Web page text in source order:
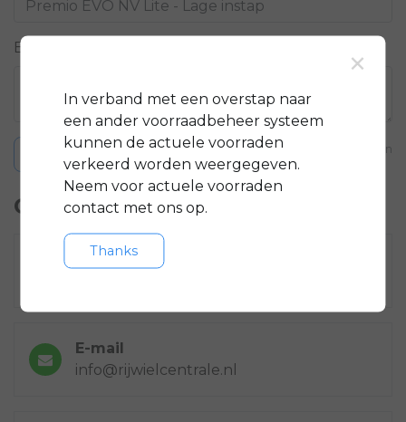
Bericht*
Verstuur * Verplichte velden
Contactgegevens
Bel ons
E-mail
info@rijwielcentrale.nl
×
In verband met een overstap naar
een ander voorraadbeheer systeem
kunnen de actuele voorraden
verkeerd worden weergegeven.
Neem voor actuele voorraden
contact met ons op.
Thanks